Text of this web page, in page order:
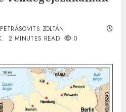
ZOLTÁN
2 MINUTES READ 0